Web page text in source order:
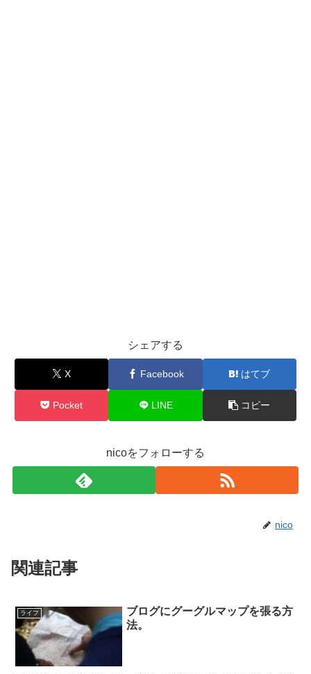
シェアする
X Facebook はてブ
Pocket LINE コピー
nicoをフォローする
nico
関連記事
ライフ
ブログにグーグルマップを張る方
法。